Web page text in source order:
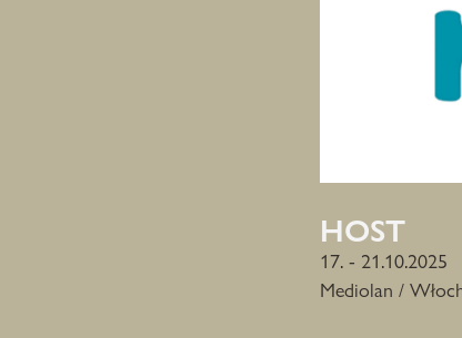
HOST
17. - 21.10.2025
Mediolan /